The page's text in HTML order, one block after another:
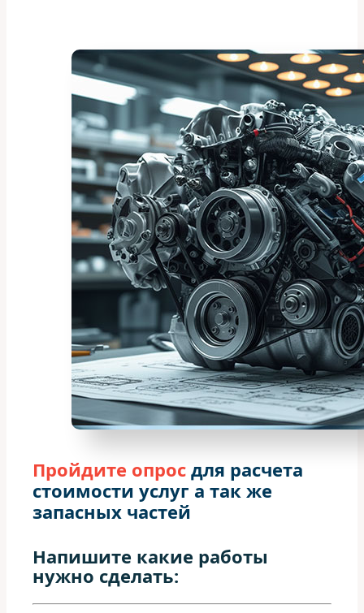
Пройдите опрос для расчета
стоимости услуг а так же
запасных частей
Напишите какие работы
нужно сделать: